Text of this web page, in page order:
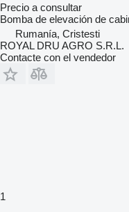
Precio a consultar
Bomba de elevación de
Rumanía, Cristesti
ROYAL DRU AGRO S.R.L.
Contacte con el vendedor
1